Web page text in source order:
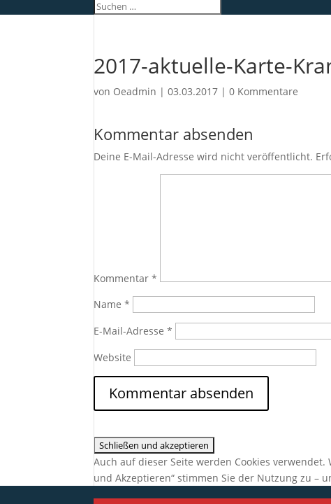
2017-aktuelle-Karte-
von Oeadmin |03.03.2017 |0 Kommentare
Kommentar absenden
Deine E-Mail-Adresse wird nicht veröffentlicht.
Kommentar*
Name*
E-Mail-Adresse*
Website
Auch auf dieser Seite werden Cookies
und Akzeptieren“ stimmen Sie der Nutzung zu –